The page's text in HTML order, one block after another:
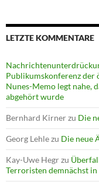
LETZTE KOMMENTARE
Publikumskonferenz
Nunes-Memo legt nahe,
abgehört wurde
Bernhard Kirnerzu Die
Georg Lehlezu Die neue
Kay-Uwe Hegrzu
Terroristen demnächst